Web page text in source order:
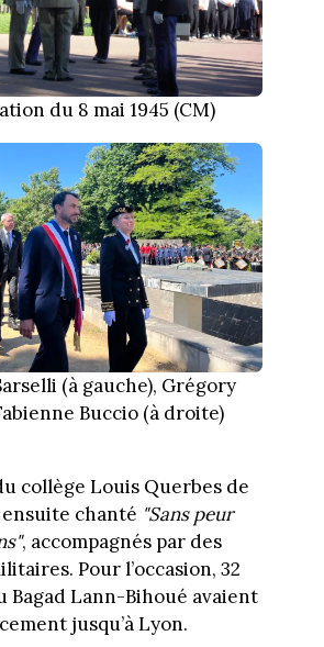
du 8 mai 1945 (CM)
(à gauche), Grégory
Buccio (à droite)
collège Louis Querbes de
chanté "Sans peur
, accompagnés par des
Pour l’occasion, 32
Bagad Lann-Bihoué avaient
jusqu’à Lyon.